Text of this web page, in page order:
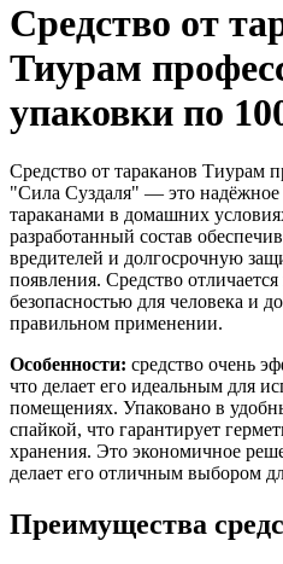
Средство от
Тиурам
упаковки по
Средство от тараканов Тиурам
"Сила Суздаля" — это надёжное
тараканами в домашних
разработанный состав
вредителей и долгосрочную
появления. Средство
безопасностью для человека и
правильном применении.
Особенности: средство очень
что делает его идеальным для
помещениях. Упаковано в
спайкой, что гарантирует
хранения. Это экономичное
делает его отличным выбором
Преимущества